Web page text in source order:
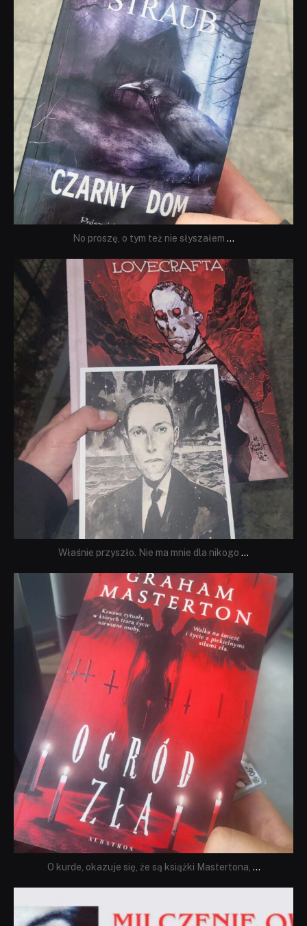
No proszę, o tym też nie słyszałem ...
dobryhorror
Wrz 19
Właśnie przyszło. Nie ma mnie dla nikogo ...
dobryhorror
Sie 23
O kurde, okazuje się, że są książki Mastertona, ...